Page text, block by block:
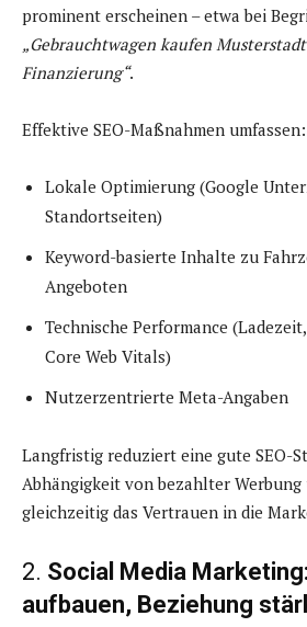
prominent erscheinen – etwa bei
„Gebrauchtwagen kaufen
Finanzierung“.
Effektive SEO-Maßnahmen umfassen:
Lokale Optimierung (Google
Standortseiten)
Keyword-basierte Inhalte zu
Angeboten
Technische Performance
Core Web Vitals)
Nutzerzentrierte Meta-Angaben
Langfristig reduziert eine gute SEO-
Abhängigkeit von bezahlter
gleichzeitig das Vertrauen in die
2. Social Media
aufbauen, Beziehung